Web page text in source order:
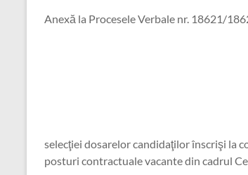
Anexă la Procesele Verbale nr. 18621/
selecţiei dosarelor candidaţilor înscrişi la
posturi contractuale vacante din cadrul